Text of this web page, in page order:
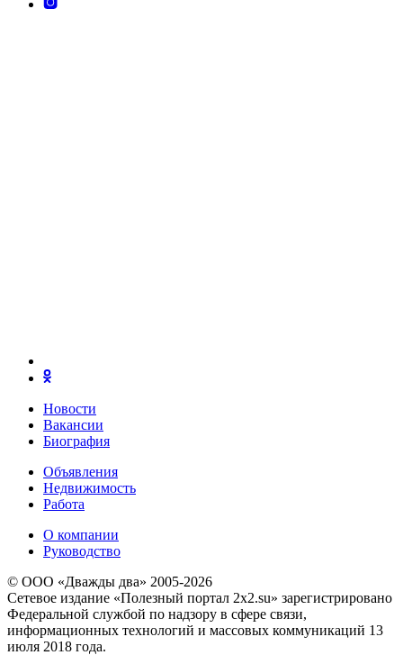
Новости
Вакансии
Биография
Объявления
Недвижимость
Работа
О компании
Руководство
© ООО «Дважды два» 2005-2026
Сетевое издание «Полезный портал 2x2.su» зарегистрировано
Федеральной службой по надзору в сфере связи,
информационных технологий и массовых коммуникаций 13
июля 2018 года.